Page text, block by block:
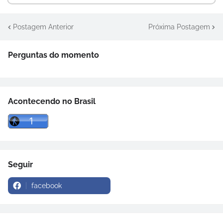
Postagem Anterior Próxima Postagem
Perguntas do momento
Acontecendo no Brasil
Seguir
facebook